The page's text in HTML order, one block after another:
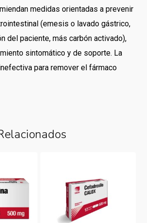
medidas orientadas a prevenir
(emesis o lavado gástrico,
del paciente, más carbón activado),
sintomático y de soporte. La
para remover el fármaco